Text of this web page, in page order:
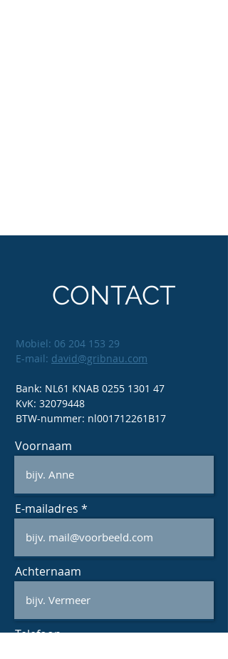
CONTACT
Mobiel: 06 204 153 29
E-mail: david@gribnau.com
Bank: NL61 KNAB 0255 1301 47
KvK: 32079448
BTW-nummer: nl001712261B17
Voornaam
E-mailadres
Achternaam
Telefoon